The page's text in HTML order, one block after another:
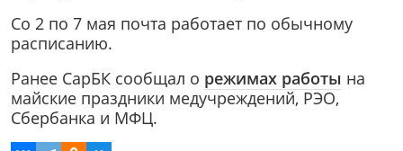
Со 2 по 7 мая почта работает по обычному
расписанию.
Ранее СарБК сообщал о режимах работы на
майские праздники медучреждений, РЭО,
Сбербанка и МФЦ.